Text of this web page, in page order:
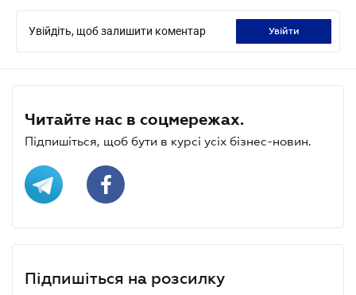
Увійдіть, щоб залишити коментар увійти
Читайте нас в соцмережах.
Підпишіться, щоб бути в курсі усіх бізнес-новин.
Підпишіться на розсилку